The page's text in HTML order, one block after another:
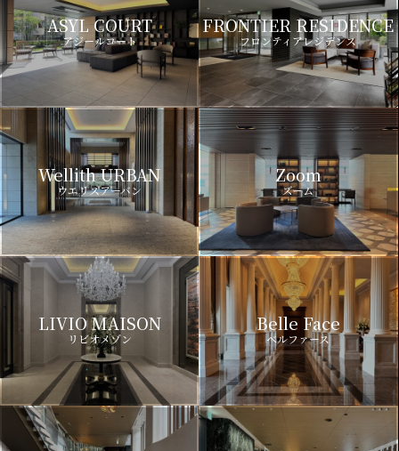
ASYL COURT
アジールコート
FRONTIER RESIDENCE
フロンティアレジデンス
Wellith URBAN
ウエリスアーバン
Zoom
ズーム
LIVIO MAISON
リビオメゾン
Belle Face
ベルファース